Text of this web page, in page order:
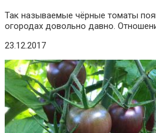
Так называемые чёрные томаты
огородах довольно давно.
23.12.2017